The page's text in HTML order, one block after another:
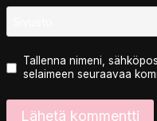
Tallenna nimeni,
selaimeen seuraavaa